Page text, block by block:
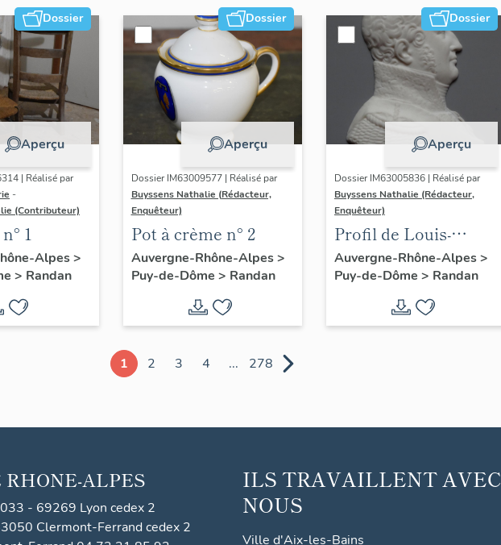
Dossier
Aperçu
| Réalisé par
-
(Contributeur)
1
Alpes>
> Randan
Dossier
Aperçu
Dossier IM63009577 | Réalisé par
Buyssens Nathalie (Rédacteur,
Enquêteur)
Pot à crème n° 2
Auvergne-Rhône-Alpes>
Puy-de-Dôme > Randan
Dossier
Aperçu
Dossier IM63005836 | Réalisé par
Buyssens Nathalie (Rédacteur,
Enquêteur)
Profil de Louis-
Philippe duc
d'Orléans en
porcelaine de Sèvres
Auvergne-Rhône-Alpes>
Puy-de-Dôme > Randan
1 2 3 4 ... 278
ALPES
- 69269 Lyon cedex 2
Clermont-Ferrand cedex 2
ILS TRAVAILLENT AVEC
NOUS
Ville d'Aix-les-Bains